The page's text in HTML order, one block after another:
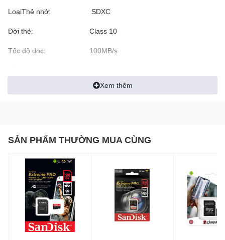
LoạiThẻ nhớ: SDXC
Đời thẻ: Class 10
Tốc độ đọc: 100MB/s
Tốc độ ghi:
128GB
Xem thêm
SẢN PHẨM THƯỜNG MUA CÙNG